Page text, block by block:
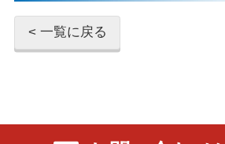
< 一覧に戻る